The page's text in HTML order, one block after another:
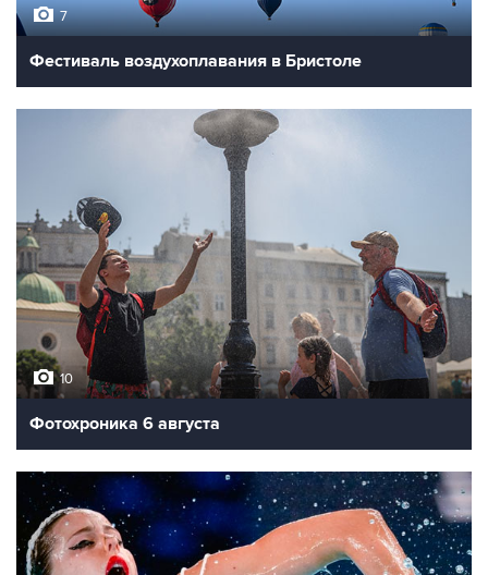
7
Фестиваль воздухоплавания в Бристоле
10
Фотохроника 6 августа